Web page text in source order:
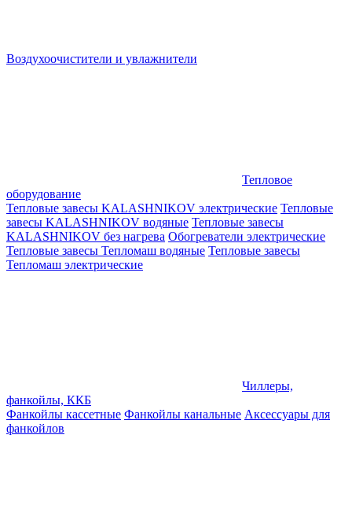
Воздухоочистители и увлажнители
Тепловое
оборудование
Тепловые завесы KALASHNIKOV электрические Тепловые
завесы KALASHNIKOV водяные Тепловые завесы
KALASHNIKOV без нагрева Обогреватели электрические
Тепловые завесы Тепломаш водяные Тепловые завесы
Тепломаш электрические
Чиллеры,
фанкойлы, ККБ
Фанкойлы кассетные Фанкойлы канальные Аксессуары для
фанкойлов